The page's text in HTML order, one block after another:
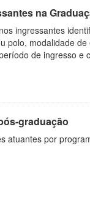
na
ingressantes
polo, modalidade
de ingresso e
graduação
atuantes por